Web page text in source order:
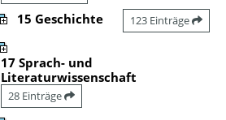
15 Geschichte 123 Einträge
17 Sprach- und
Literaturwissenschaft
28 Einträge